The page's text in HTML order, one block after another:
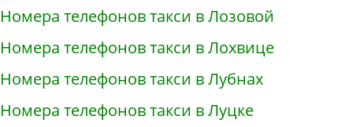
Номера телефонов такси в Лозовой
Номера телефонов такси в Лохвице
Номера телефонов такси в Лубнах
Номера телефонов такси в Луцке